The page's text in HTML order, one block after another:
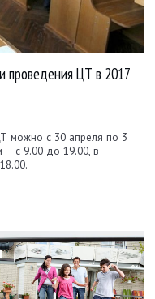
проведения ЦТ в 2017
можно с 30 апреля по 3
– с 9.00 до 19.00, в